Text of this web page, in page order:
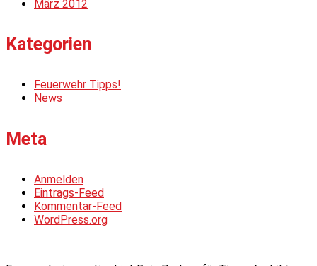
März 2012
Kategorien
Feuerwehr Tipps!
News
Meta
Anmelden
Eintrags-Feed
Kommentar-Feed
WordPress.org